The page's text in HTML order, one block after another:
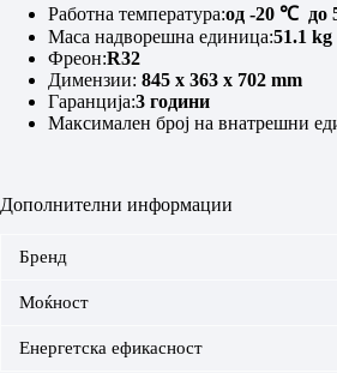
Работна температура:од -20 ℃до
Маса надворешна единица:51.1 kg
Фреон:R32
Димензии: 845 x 363 x 702 mm
Гаранција:3 години
Максимален број на внатрешни
Дополнителни информации
Бренд
Моќност
Енергетска ефикасност